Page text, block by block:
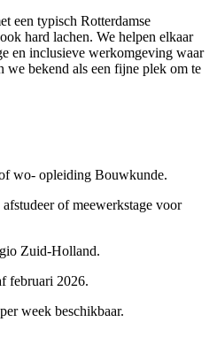
een typisch Rotterdamse
hard lachen. We helpen elkaar
en inclusieve werkomgeving waar
we bekend als een fijne plek om te
wo- opleiding Bouwkunde.
of meewerkstage voor
Zuid-Holland.
februari 2026.
week beschikbaar.